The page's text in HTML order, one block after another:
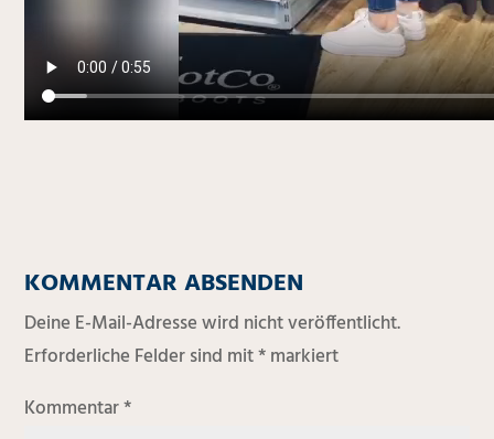
KOMMENTAR ABSENDEN
Deine E-Mail-Adresse wird nicht veröffentlicht.
Erforderliche Felder sind mit*markiert
Kommentar*